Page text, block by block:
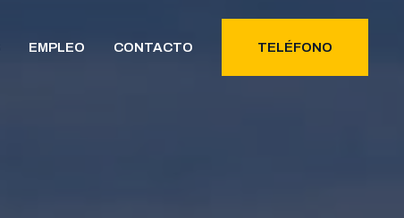
EMPLEO CONTACTO TELÉFONO